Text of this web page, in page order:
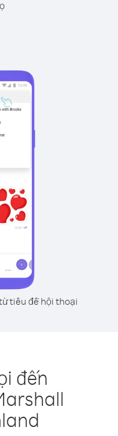
tiêu đề hội thoại
đến